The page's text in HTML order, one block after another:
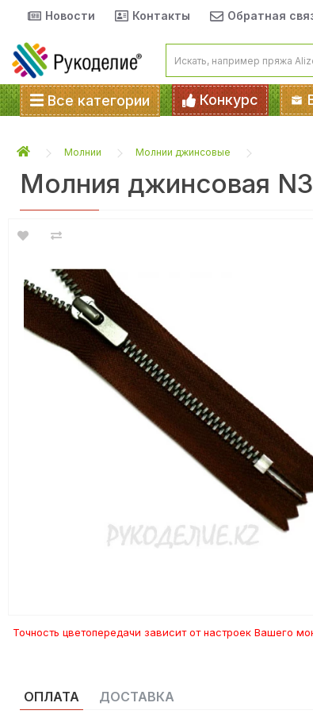
Новости Контакты Обратная
Все категории Конкурс
Молнии Молнии джинсовые
Молния джинсовая
Точность цветопередачи зависит от настроек Вашего
ОПЛАТА ДОСТАВКА